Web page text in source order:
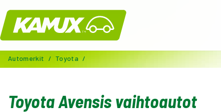
Kamux
Automerkit / Toyota /
Toyota Avensis vaihtoautot